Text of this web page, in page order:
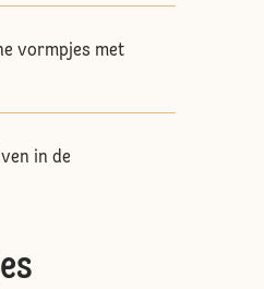
vormpjes met
in de